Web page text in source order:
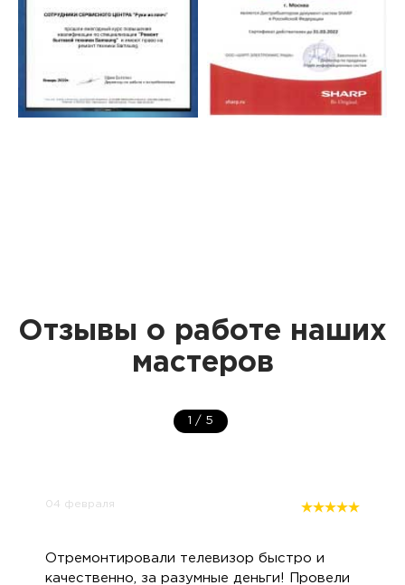
Отзывы о работе наших
мастеров
1 / 5
04 февраля
Отремонтировали телевизор быстро и
качественно, за разумные деньги! Провели